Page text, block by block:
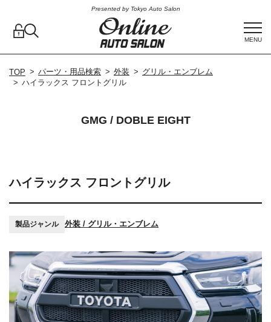
Presented by Tokyo Auto Salon
MENU
TOP パーツ・用品検索 外装
グリル・エンブレム
ハイラックス フロントグリル
ハイラックス フロントグリル
製品ジャンル 外装 / グリル・エンブレム
GMG / DOBLE EIGHT